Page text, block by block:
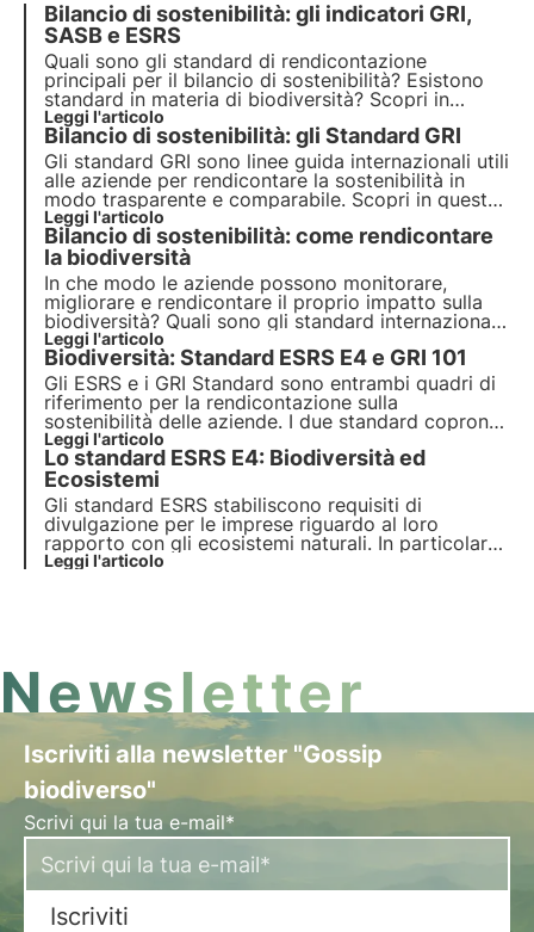
Bilancio di sostenibilità: gli indicatori GRI,
SASB e ESRS
Quali sono gli standard di rendicontazione
principali per il bilancio di sostenibilità? Esistono
standard in materia di biodiversità? Scopri in
questo articolo gli Standard GRI, SASB e ESRS.
Approfondisci con le Pillole dall'Oasi, la Digital
Academy di 3Bee per i Professionisti della
Sostenibilità.
Leggi l'articolo
Bilancio di sostenibilità: gli Standard GRI
Gli standard GRI sono linee guida internazionali utili
alle aziende per rendicontare la sostenibilità in
modo trasparente e comparabile. Scopri in questo
articolo come funzionano, la loro suddivisione in
categorie e il nuovo standard GRI 101: Biodiversità
2024, in vigore dal 1 gennaio 2026.
Leggi l'articolo
Bilancio di sostenibilità: come rendicontare
la biodiversità
In che modo le aziende possono monitorare,
migliorare e rendicontare il proprio impatto sulla
biodiversità? Quali sono gli standard internazionali
di riferimento? Approfondisci il tema in questo
articolo e scopri le novità dello standard GRI 101:
Biodiversità.
Leggi l'articolo
Biodiversità: Standard ESRS E4 e GRI 101
Gli ESRS e i GRI Standard sono entrambi quadri di
riferimento per la rendicontazione sulla
sostenibilità delle aziende. I due standard coprono
un'ampia gamma di temi legati alla sostenibilità, tra
cui la biodiversità. Analizziamo in questo articolo
le differenze tra i due standard.
Leggi l'articolo
Lo standard ESRS E4: Biodiversità ed
Ecosistemi
Gli standard ESRS stabiliscono requisiti di
divulgazione per le imprese riguardo al loro
rapporto con gli ecosistemi naturali. In particolare,
gli obiettivi dell’ESRS E4 mirano a incentivare le
Leggi l'articolo
Newsletter
Iscriviti alla newsletter "Gossip
biodiverso"
Scrivi qui la tua e-mail*
Iscriviti